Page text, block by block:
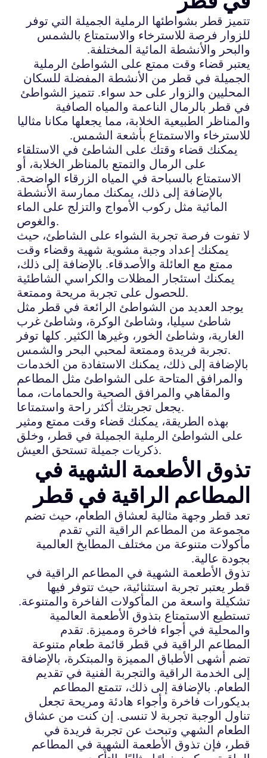
تتميز قطر بشواطئها الرملية الجميلة التي توفر
للزوار فرصة للاسترخاء والاستمتاع بالشمس
والبحر والأنشطة المائية المختلفة.
يعتبر قضاء وقت ممتع على الشواطئ الرملية
الجميلة في قطر من الأنشطة المفضلة للسكان
المحليين والزوار على حد سواء. تتميز الشواطئ
في قطر بالرمال الناعمة والمياه الصافية
والمناظر الطبيعية الخلابة، مما يجعلها مكانا مثاليا
للاسترخاء والاستمتاع بأشعة الشمس.
يمكنك قضاء وقتك على الشاطئ في الاستلقاء
على الرمال والتمتع بالمناظر الخلابة، أو
الاستمتاع بالسباحة في المياه الزرقاء الواضحة.
بالإضافة إلى ذلك، يمكنك ممارسة الأنشطة
المائية مثل ركوب الأمواج والتزلج على الماء
والغوص.
لا تفوت فرصة تجربة الشواء على الشاطئ، حيث
يمكنك إعداد وجبة مشوية شهية وقضاء وقت
ممتع مع العائلة والأصدقاء. بالإضافة إلى ذلك،
يمكنك استئجار المظلات والكراسي الشاطئية
للحصول على تجربة مريحة وممتعة.
يوجد العديد من الشواطئ الرائعة في قطر مثل
شاطئ سيليا، وشاطئ الوكرة، وشاطئ غرب
الغارية، وشاطئ الخور، وغيرها الكثير. كلها توفر
تجربة فريدة وممتعة لمحبي البحر والشمس.
بالإضافة إلى ذلك، يمكنك الاستفادة من الخدمات
والمرافق المتاحة على الشواطئ مثل المطاعم
والمقاهي والمرافق الصحية والحمامات، مما
يجعل تجربتك أكثر راحة واستمتاعا.
بهذه الطريقة، يمكنك قضاء وقت ممتع ومثير
على الشواطئ الرملية الجميلة في قطر، وخلق
ذكريات جميلة تستحق العيش.
تذوق الأطعمة الشهية في
المطاعم الراقية في قطر
تعد قطر وجهة مثالية لعشاق الطعام، حيث تضم
مجموعة من المطاعم الراقية التي تقدم
مأكولات متنوعة من مختلف المطابخ العالمية
بجودة عالية.
تذوق الأطعمة الشهية في المطاعم الراقية في
قطر يعتبر تجربة استثنائية، حيث تتوفر فيها
تشكيلة واسعة من المأكولات الفاخرة والمتنوعة.
تستطيع الاستمتاع بتذوق الأطعمة العالمية
والمحلية في أجواء فاخرة ومميزة. تقدم
المطاعم الراقية في قطر قائمة طعام متنوعة
تضم أشهى الأطباق المميزة والمبتكرة، بالإضافة
إلى الخدمة الراقية والتجربة الفنية في تقديم
الطعام. بالإضافة إلى ذلك، تتمتع المطاعم
بديكورات فاخرة وأجواء هادئة ومريحة تجعل
تناول الوجبة تجربة لا تنسى. إن كنت من عشاق
الطعام الشهي وتبحث عن تجربة فريدة في
قطر، فإن تذوق الأطعمة الشهية في المطاعم